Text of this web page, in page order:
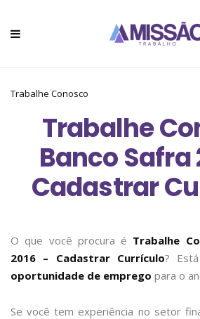
Trabalhe Conosco
Trabalhe
Banco Safra
Cadastrar
O que você procura é Trabalhe
2016 – Cadastrar Currículo?
oportunidade de emprego para o
Se você tem experiência no setor